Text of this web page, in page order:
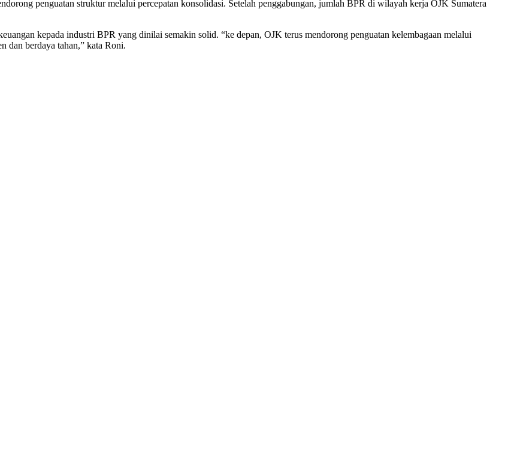
penguatan struktur melalui percepatan konsolidasi. Setelah penggabungan, jumlah BPR di wilayah kerja OJK Sumatera
kepada industri BPR yang dinilai semakin solid. “ke depan, OJK terus mendorong penguatan kelembagaan melalui
dan berdaya tahan,” kata Roni.